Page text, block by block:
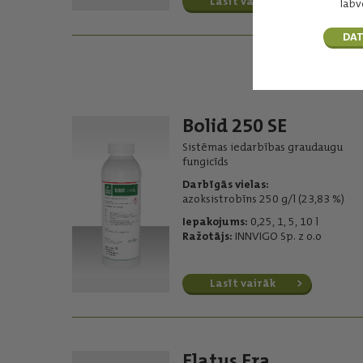
Bolid 250 SE
Sistēmas iedarbības graudaugu
fungicīds
Darbīgās vielas:
azoksistrobīns 250 g/l (23,83 %)
Iepakojums: 0,25, 1, 5, 10 l
Ražotājs: INNVIGO Sp. z o.o
Lasīt vairāk